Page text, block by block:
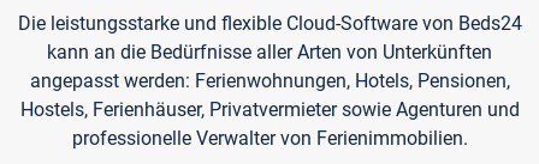
Die leistungsstarke und flexible Cloud-Software von Beds24
kann an die Bedürfnisse aller Arten von Unterkünften
angepasst werden: Ferienwohnungen, Hotels, Pensionen,
Hostels, Ferienhäuser, Privatvermieter sowie Agenturen und
professionelle Verwalter von Ferienimmobilien.